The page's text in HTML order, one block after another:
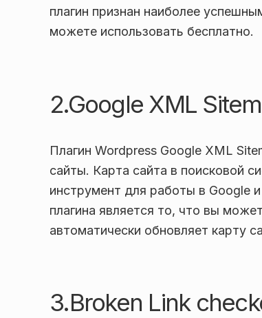
плагин признан наиболее
можете использовать бесплатно.
2.Google XML
Плагин Wordpress Google XML
сайты. Карта сайта в поисковой
инструмент для работы в Google
плагина является то, что вы
автоматически обновляет карту
3.Broken Link